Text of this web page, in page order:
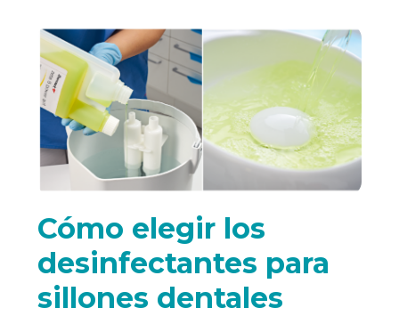
Cómo elegir los
desinfectantes para
sillones dentales